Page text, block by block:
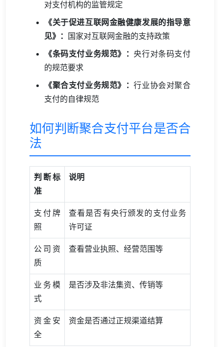
对支付机构的监管规定
《关于促进互联网金融健康发展的指导意
见》：
国家对互联网金融的支持政策
《条码支付业务规范》：央行对条码支付
的规范要求
《聚合支付业务规范》：行业协会对聚合
支付的自律规范
如何判断聚合支付平台是否合
法
判断标
准
说明
支付牌
照
查看是否有央行颁发的支付业务
许可证
公司资
质
查看营业执照、经营范围等
业务模
式
是否涉及非法集资、传销等
资金安
全
资金是否通过正规渠道结算